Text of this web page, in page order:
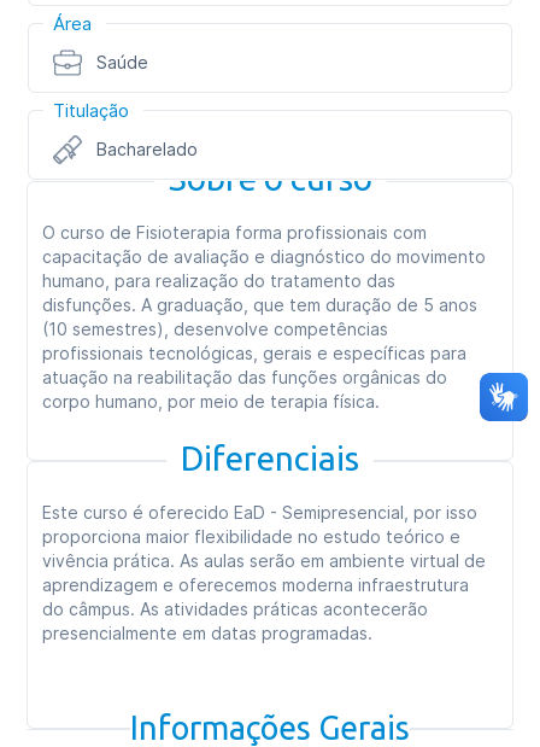
Área
Saúde
Titulação
Bacharelado
Sobre o curso
O curso de Fisioterapia forma profissionais com
capacitação de avaliação e diagnóstico do movimento
humano, para realização do tratamento das
disfunções. A graduação, que tem duração de 5 anos
(10 semestres), desenvolve competências
profissionais tecnológicas, gerais e específicas para
atuação na reabilitação das funções orgânicas do
corpo humano, por meio de terapia física.
Diferenciais
Este curso é oferecido EaD - Semipresencial, por isso
proporciona maior flexibilidade no estudo teórico e
vivência prática. As aulas serão em ambiente virtual de
aprendizagem e oferecemos moderna infraestrutura
do câmpus. As atividades práticas acontecerão
presencialmente em datas programadas.
Informações Gerais